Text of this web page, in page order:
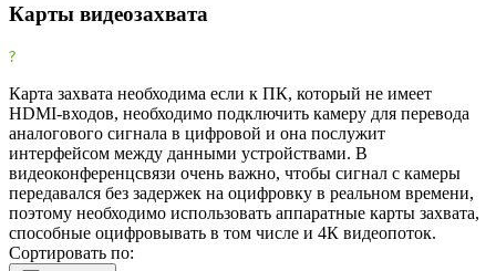
Фильтр
Все производители
AVerMedia 34
AVMATRIX 5
CleverMic 4
Elgato 1
Epiphan 9
Razer 1
Yuan 1
Исполнение
Карты видеозахвата
Карта захвата необходима если к ПК, который не имеет
HDMI-входов, необходимо подключить камеру для перевода
аналогового сигнала в цифровой и она послужит
интерфейсом между данными устройствами. В
видеоконференцсвязи очень важно, чтобы сигнал с камеры
передавался без задержек на оцифровку в реальном времени,
поэтому необходимо использовать аппаратные карты захвата,
способные оцифровывать в том числе и 4К видеопоток.
Сортировать по: